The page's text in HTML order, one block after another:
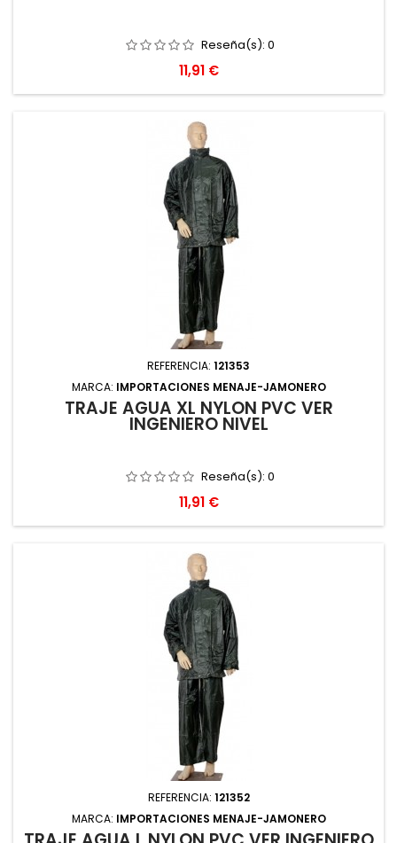
Reseña(s): 0
Precio
11,91 €
REFERENCIA: 121353
MARCA: IMPORTACIONES MENAJE-JAMONERO
TRAJE AGUA XL NYLON PVC VER
INGENIERO NIVEL
Reseña(s): 0
Precio
11,91 €
REFERENCIA: 121352
MARCA: IMPORTACIONES MENAJE-JAMONERO